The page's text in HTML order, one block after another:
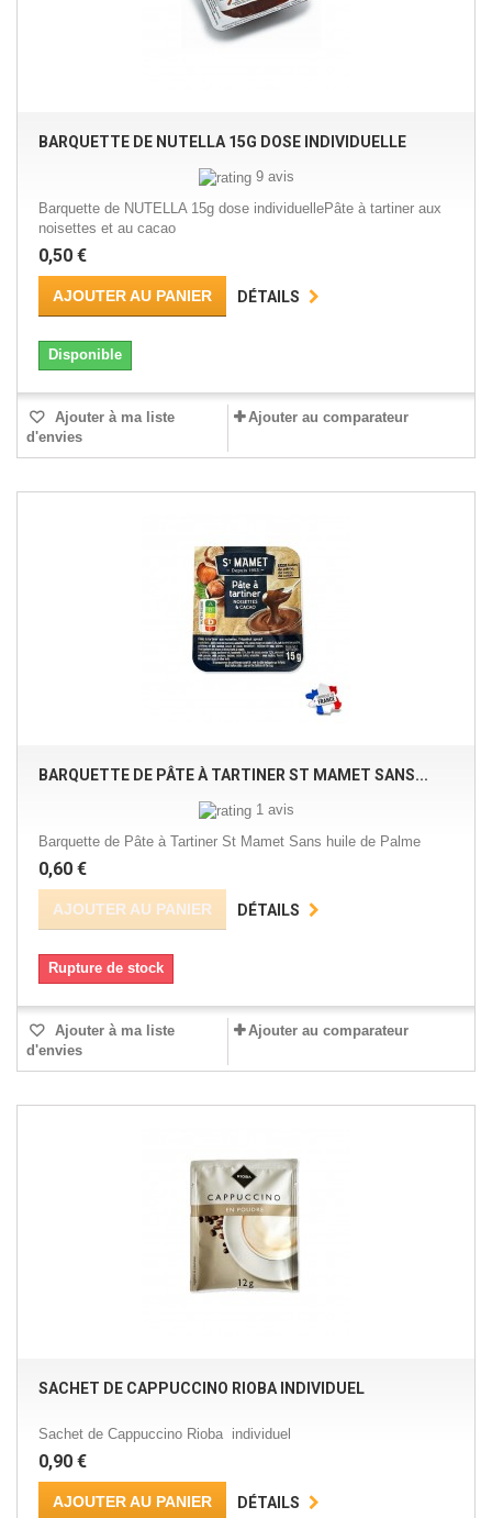
BARQUETTE DE NUTELLA 15G DOSE INDIVIDUELLE
9 avis
Barquette de NUTELLA 15g dose individuellePâte à tartiner aux
noisettes et au cacao
0,50 €
AJOUTER AU PANIER DÉTAILS
Disponible
Ajouter à ma liste
d'envies
Ajouter au comparateur
BARQUETTE DE PÂTE À TARTINER ST MAMET SANS...
1 avis
Barquette de Pâte à Tartiner St Mamet Sans huile de Palme
0,60 €
AJOUTER AU PANIER DÉTAILS
Rupture de stock
Ajouter à ma liste
d'envies
Ajouter au comparateur
SACHET DE CAPPUCCINO RIOBA INDIVIDUEL
Sachet de Cappuccino Rioba individuel
0,90 €
AJOUTER AU PANIER DÉTAILS